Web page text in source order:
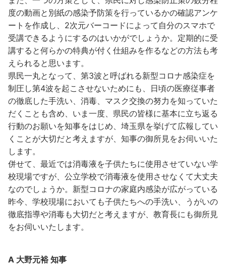
度の動画と別紙の感染予防策を行っているかの確認アンケ
ートを作成し、2次元バーコードによって自分のスマホで
受講できるようにするのはいかがでしょうか。定期的に受
講すると何らかの特典が付く仕組みを作るなどの方法も考
えられると思います。
県民一丸となって、第3波と呼ばれる新型コロナ感染症を
制圧し第4波を起こさせないためにも、日頃の医療従事者
の徹底した手洗い、消毒、マスク交換の努力を知っていた
だくことも含め、いま一度、県民の皆様に基本に立ち返る
行動のお願いを知事をはじめ、埼玉県を挙げて広報してい
くことが大切だと考えますが、知事の御所見をお伺いいた
します。
併せて、最近では消毒液を子供たちに使用させていない学
校現場ですが、公立学校で消毒液を使用させなくて大丈夫
なのでしょうか。新型コロナの家庭内感染が広がっている
昨今、学校現場においても子供たちへの手洗い、うがいの
徹底指導や消毒も大切だと考えますが、教育長にも御所見
をお伺いいたします。
A 大野元裕 知事